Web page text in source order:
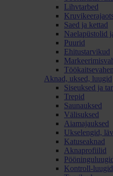
Lihvtarbed
Saed ja kettad
Naelapüstolid
Puurid
Ehitustarvikud
Aknad, uksed, luugid
Siseuksed ja
Trepid
Saunauksed
Välisuksed
Aiamajauksed
Ukselengid,
Katuseaknad
Aknaprofiilid
Kontroll-luugid